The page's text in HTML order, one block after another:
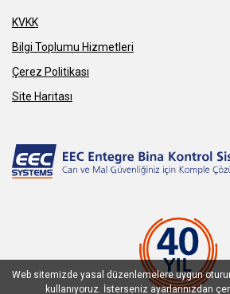
KVKK
Bilgi Toplumu Hizmetleri
Çerez Politikası
Site Haritası
Web sitemizde yasal düzenlemelere uygun
kullanıyoruz. İsterseniz ayarlarınızdan